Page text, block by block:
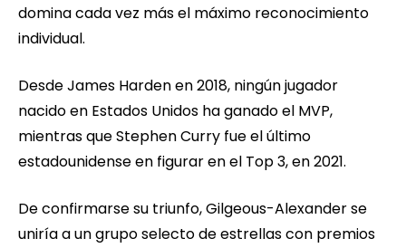
domina cada vez más el máximo reconocimiento
individual.
Desde James Harden en 2018, ningún jugador
nacido en Estados Unidos ha ganado el MVP,
mientras que Stephen Curry fue el último
estadounidense en figurar en el Top 3, en 2021.
De confirmarse su triunfo, Gilgeous-Alexander se
uniría a un grupo selecto de estrellas con premios